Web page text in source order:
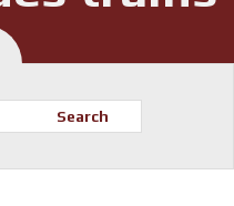
Search